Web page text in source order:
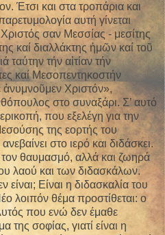
Έτσι και στα τροπάρια και
αυτή γίνεται
σαν Μεσσίας - μεσίτης
καί διαλλάκτης ἡμῶν καί τοῦ
ταύτην τήν αἰτίαν τήν
καί Μεσοπεντηκοστήν
ἀνυμνοῦμεν Χριστόν»,
στο συναξάρι. Σ’ αυτό
που εξελέγη για την
της εορτής του
στο ιερό και διδάσκει.
θαυμασμό, αλλά και ζωηρά
λαού και των διδασκάλων.
είναι; Είναι η διδασκαλία του
λοιπόν θέμα προστίθεται: ο
που ενώ δεν έμαθε
της σοφίας, γιατί είναι η